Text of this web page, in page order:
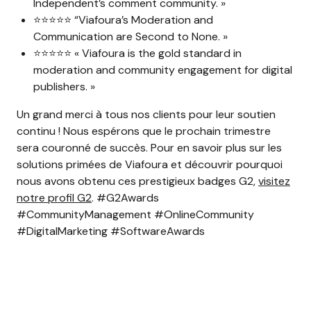
⭐⭐⭐⭐⭐ “Viafoura’s Moderation and
Communication are Second to None. »
⭐⭐⭐⭐⭐ « Viafoura is the gold standard in
moderation and community engagement for digital
publishers. »
Un grand merci à tous nos clients pour leur soutien
continu ! Nous espérons que le prochain trimestre
sera couronné de succès. Pour en savoir plus sur les
solutions primées de Viafoura et découvrir pourquoi
nous avons obtenu ces prestigieux badges G2,visitez
notre profil G2. #G2Awards
#CommunityManagement #OnlineCommunity
#DigitalMarketing #SoftwareAwards